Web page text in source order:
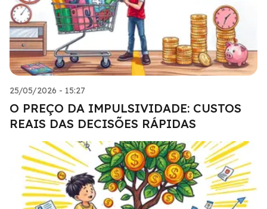
25/05/2026 - 15:27
O PREÇO DA IMPULSIVIDADE: CUSTOS
REAIS DAS DECISÕES RÁPIDAS